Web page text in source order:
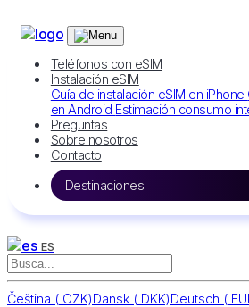
Teléfonos con eSIM
Instalación eSIM
Guía de instalación eSIM en iPhone
en Android Estimación consumo
Preguntas
Sobre nosotros
Contacto
Destinaciones
ES
Čeština ( CZK)Dansk ( DKK)Deutsch (